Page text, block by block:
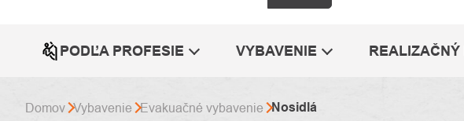
PODĽA PROFESIE VYBAVENIE
Domov Vybavenie Evakuačné vybavenie Nosidlá